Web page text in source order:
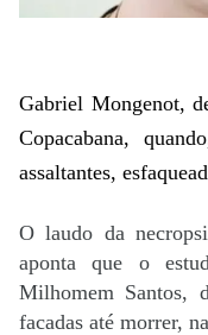
Gabriel Mongenot,
Copacabana,
assaltantes,
O laudo da
aponta que o
Milhomem Santos,
facadas até morrer,